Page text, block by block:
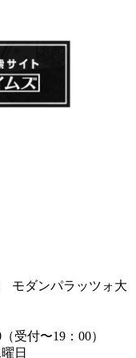
モダンパラッツォ大
受付〜19：00）
日